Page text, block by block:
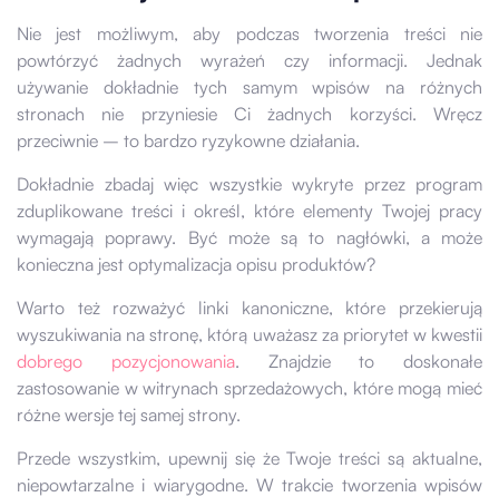
Nie jest możliwym, aby podczas tworzenia treści nie
powtórzyć żadnych wyrażeń czy informacji. Jednak
używanie dokładnie tych samym wpisów na różnych
stronach nie przyniesie Ci żadnych korzyści. Wręcz
przeciwnie – to bardzo ryzykowne działania.
Dokładnie zbadaj więc wszystkie wykryte przez program
zduplikowane treści i określ, które elementy Twojej pracy
wymagają poprawy. Być może są to nagłówki, a może
konieczna jest optymalizacja opisu produktów?
Warto też rozważyć linki kanoniczne, które przekierują
wyszukiwania na stronę, którą uważasz za priorytet w kwestii
dobrego pozycjonowania. Znajdzie to doskonałe
zastosowanie w witrynach sprzedażowych, które mogą mieć
różne wersje tej samej strony.
Przede wszystkim, upewnij się że Twoje treści są aktualne,
niepowtarzalne i wiarygodne. W trakcie tworzenia wpisów